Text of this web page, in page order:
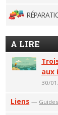
A LIRE
aux
30/
Liens —